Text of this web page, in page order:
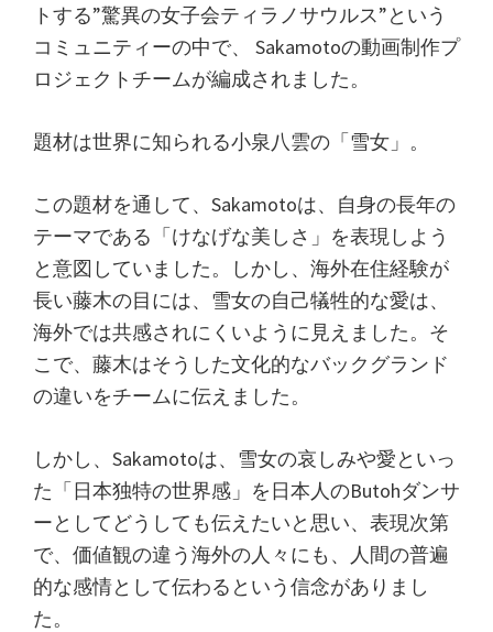
トする”驚異の女子会ティラノサウルス”という
コミュニティーの中で、 Sakamotoの動画制作プ
ロジェクトチームが編成されました。
題材は世界に知られる小泉八雲の「雪女」。
この題材を通して、Sakamotoは、自身の長年の
テーマである「けなげな美しさ」を表現しよう
と意図していました。しかし、海外在住経験が
長い藤木の目には、雪女の自己犠牲的な愛は、
海外では共感されにくいように見えました。そ
こで、藤木はそうした文化的なバックグランド
の違いをチームに伝えました。
しかし、Sakamotoは、雪女の哀しみや愛といっ
た「日本独特の世界感」を日本人のButohダンサ
ーとしてどうしても伝えたいと思い、表現次第
で、価値観の違う海外の人々にも、人間の普遍
的な感情として伝わるという信念がありまし
た。